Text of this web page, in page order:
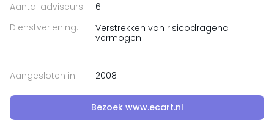
Aantal adviseurs:
6
Dienstverlening:
Verstrekken van risicodragend
vermogen
Aangesloten in 2008
Bezoek www.ecart.nl